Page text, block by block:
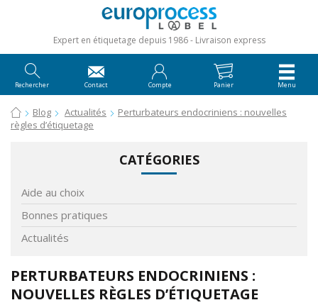
Expert en étiquetage depuis 1986 Livraison express
Rechercher Contact Compte Panier Menu
Blog Actualités
Perturbateurs endocriniens : nouvelles
règles d’étiquetage
CATÉGORIES
Aide au choix
Bonnes pratiques
Actualités
PERTURBATEURS ENDOCRINIENS :
NOUVELLES RÈGLES D’ÉTIQUETAGE